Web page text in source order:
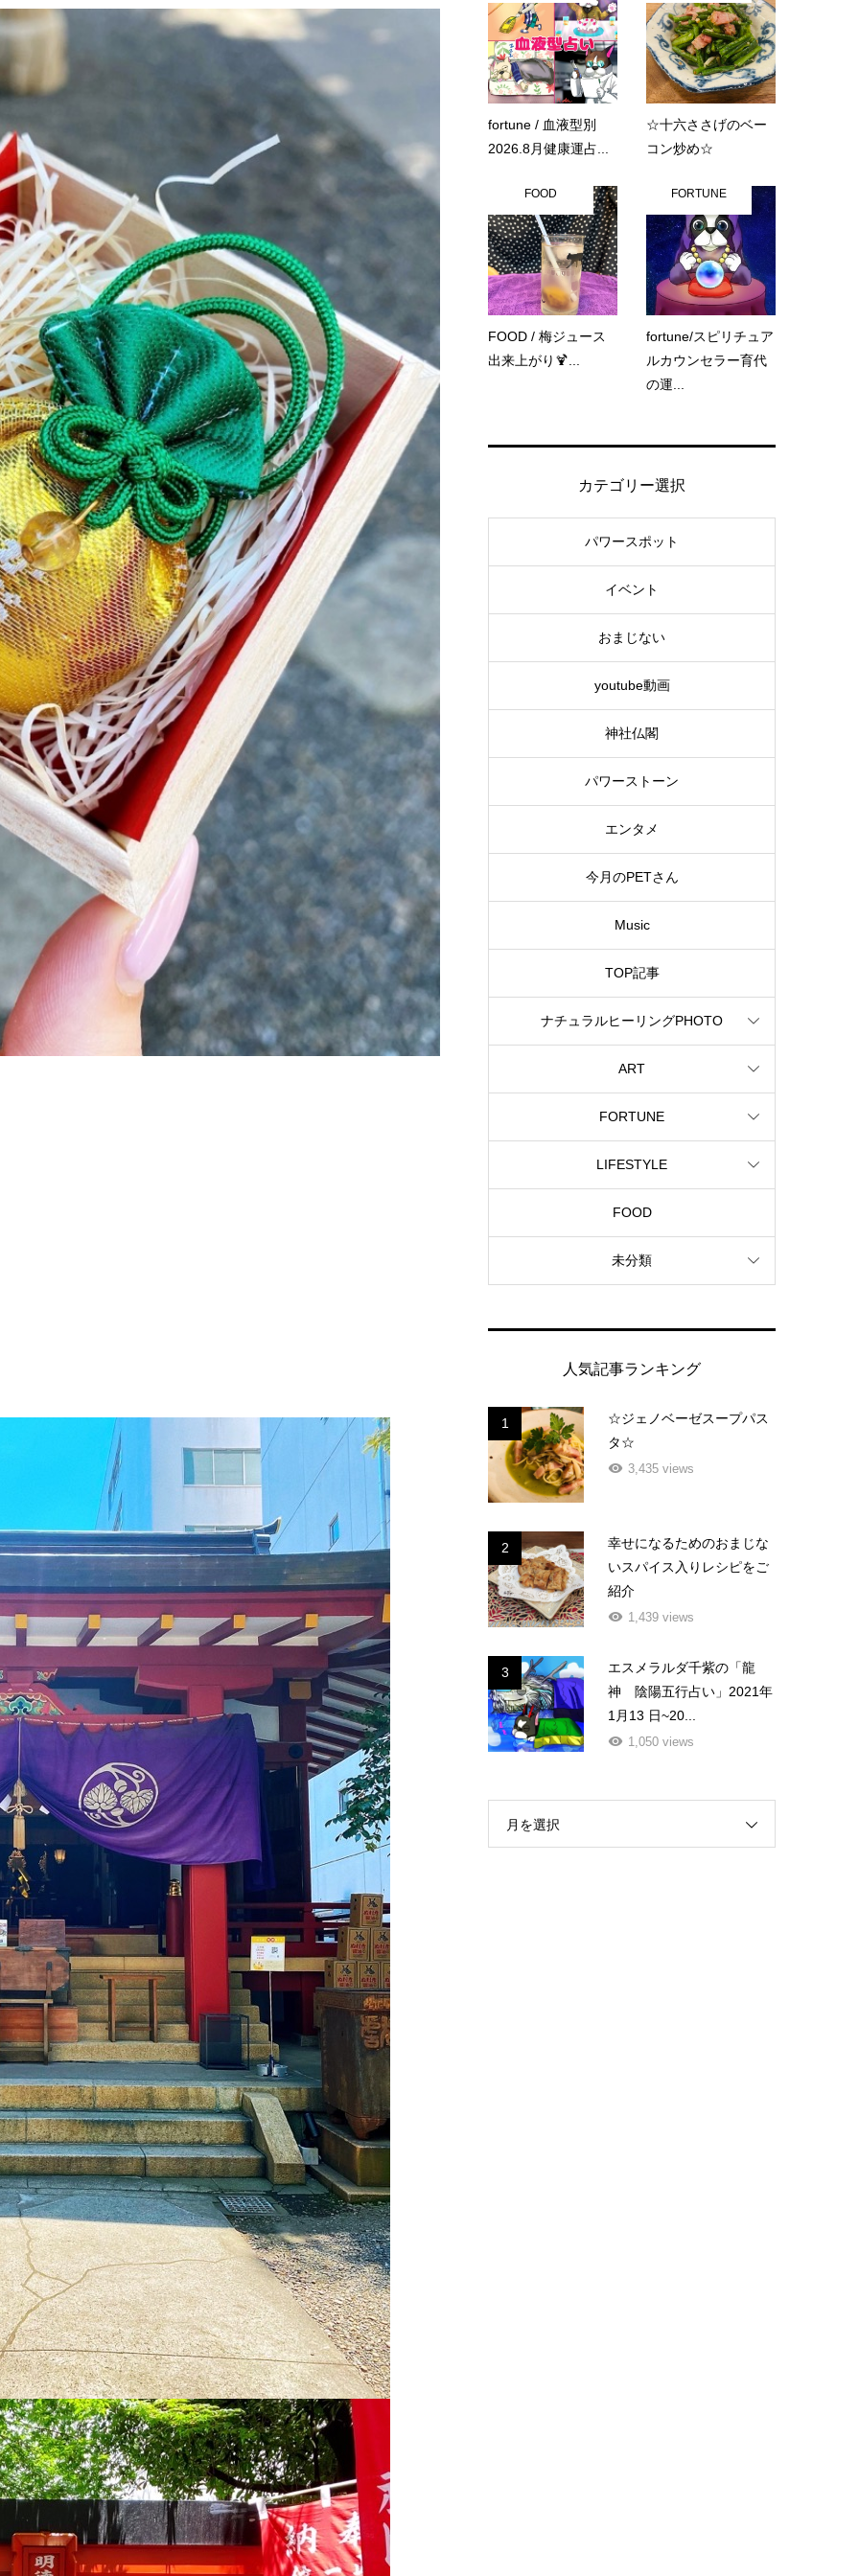
fortune / 血液型別
2026.8月健康運占...
☆十六ささげのベー
コン炒め☆
FOOD
FOOD / 梅ジュース
出来上がり🍹...
FORTUNE
fortune/スピリチュア
ルカウンセラー育代
の運...
カテゴリー選択
パワースポット
イベント
おまじない
youtube動画
神社仏閣
パワーストーン
エンタメ
今月のPETさん
Music
TOP記事
ナチュラルヒーリングPHOTO
ART
FORTUNE
LIFESTYLE
FOOD
未分類
人気記事ランキング
1
☆ジェノベーゼスープパス
タ☆
3,435 views
2
幸せになるためのおまじな
いスパイス入りレシピをご
紹介
1,439 views
3
エスメラルダ千紫の「龍
神 陰陽五行占い」2021年
1月13 日~20...
1,050 views
月を選択